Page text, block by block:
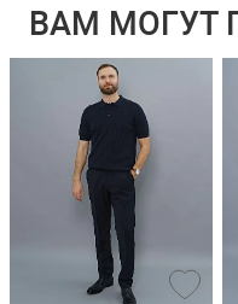
ВАМ МОГУТ